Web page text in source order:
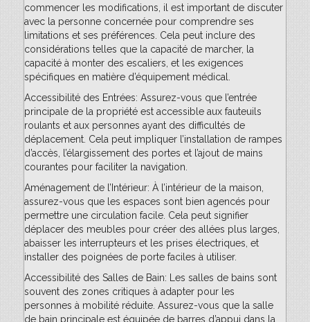
commencer les modifications, il est important de discuter
avec la personne concernée pour comprendre ses
limitations et ses préférences. Cela peut inclure des
considérations telles que la capacité de marcher, la
capacité à monter des escaliers, et les exigences
spécifiques en matière d’équipement médical.
Accessibilité des Entrées: Assurez-vous que l’entrée
principale de la propriété est accessible aux fauteuils
roulants et aux personnes ayant des difficultés de
déplacement. Cela peut impliquer l’installation de rampes
d’accès, l’élargissement des portes et l’ajout de mains
courantes pour faciliter la navigation.
Aménagement de l’Intérieur: À l’intérieur de la maison,
assurez-vous que les espaces sont bien agencés pour
permettre une circulation facile. Cela peut signifier
déplacer des meubles pour créer des allées plus larges,
abaisser les interrupteurs et les prises électriques, et
installer des poignées de porte faciles à utiliser.
Accessibilité des Salles de Bain: Les salles de bains sont
souvent des zones critiques à adapter pour les
personnes à mobilité réduite. Assurez-vous que la salle
de bain principale est équipée de barres d’appui dans la